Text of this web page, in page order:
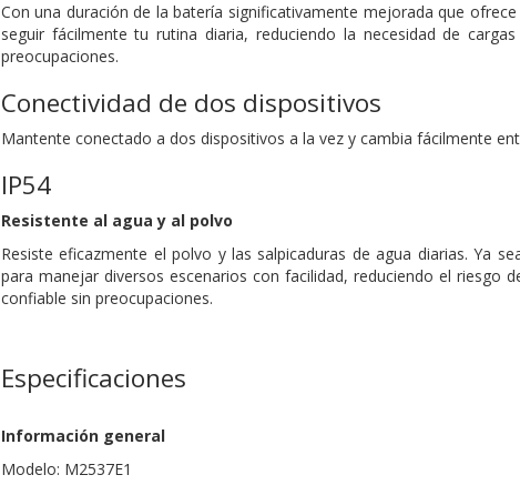
Con una duración de la batería significativamente mejorada que
seguir fácilmente tu rutina diaria, reduciendo la necesidad de
preocupaciones.
Conectividad de dos dispositivos
Mantente conectado a dos dispositivos a la vez y cambia fácilmente
IP54
Resistente al agua y al polvo
Resiste eficazmente el polvo y las salpicaduras de agua diarias. Ya
para manejar diversos escenarios con facilidad, reduciendo el
confiable sin preocupaciones.
Especificaciones
Información general
Modelo: M2537E1